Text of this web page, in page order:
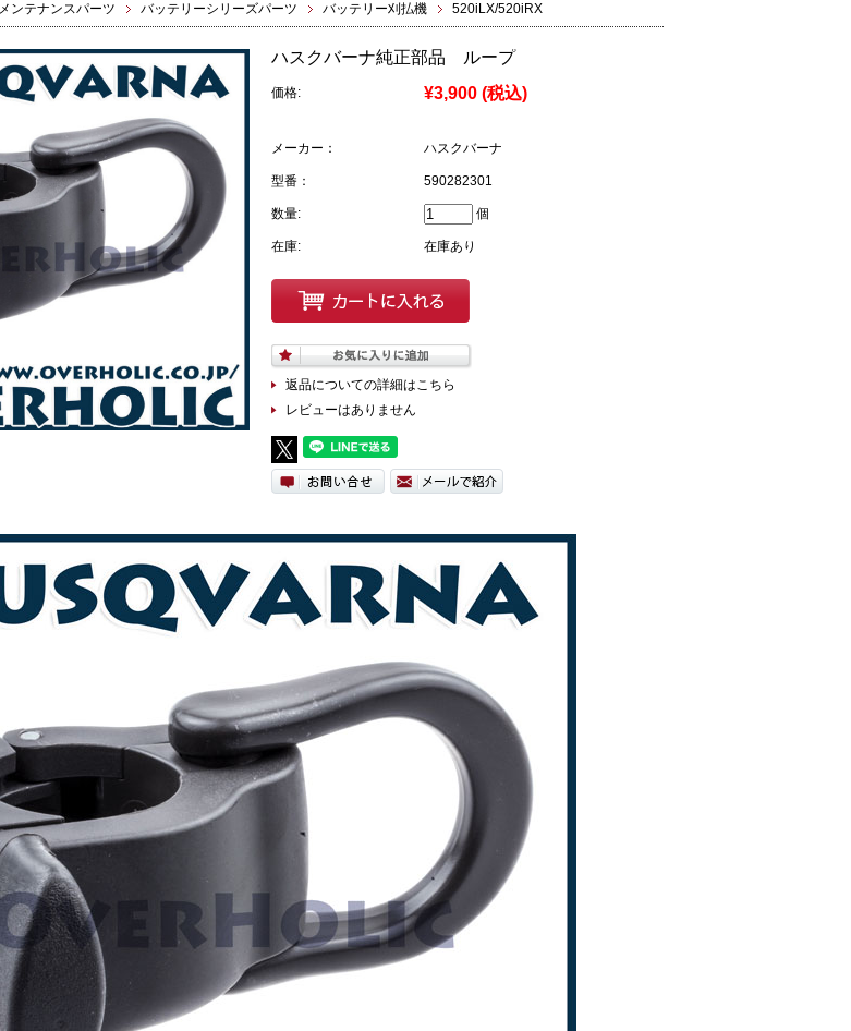
ンテナンスパーツ バッテリーシリーズパーツ バッテリー刈払機 520iLX/520iRX
ハスクバーナ純正部品 ループ
価格: ¥3,900 (税込)
メーカー： ハスクバーナ
型番： 590282301
数量: 個
在庫: 在庫あり
返品についての詳細はこちら
レビューはありません